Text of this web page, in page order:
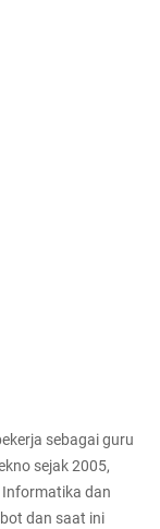
sebagai guru
sejak 2005,
Informatika dan
dan saat ini